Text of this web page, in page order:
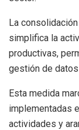
La
simplifica la
productivas,
gestión de
Esta medida
implementadas
actividades y